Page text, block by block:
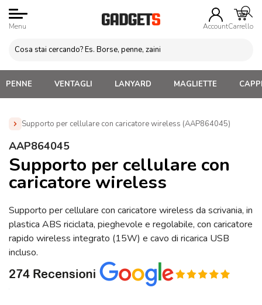
Menu AccountCarrello
PENNE VENTAGLI LANYARD MAGLIETTE
Supporto per cellulare con caricatore wireless (AAP864045)
Home » Gadget per Cellulare Personalizzati
caricatore wireless (AAP864045)
AAP864045
Supporto per cellulare con
caricatore wireless
Supporto per cellulare con caricatore wireless da scrivania, in
plastica ABS riciclata, pieghevole e regolabile, con caricatore
rapido wireless integrato (15W) e cavo di ricarica USB
incluso.